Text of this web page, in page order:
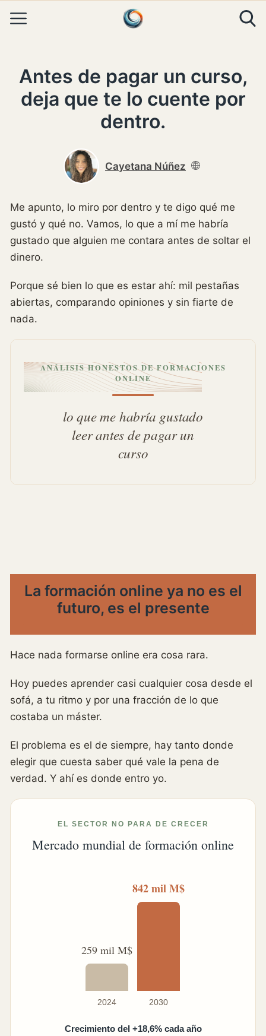
Antes de pagar un curso,
deja que te lo cuente por
dentro.
Cayetana Núñez
Me apunto, lo miro por dentro y te digo qué me
gustó y qué no. Vamos, lo que a mí me habría
gustado que alguien me contara antes de soltar el
dinero.
Porque sé bien lo que es estar ahí: mil pestañas
abiertas, comparando opiniones y sin fiarte de
nada.
ANÁLISIS HONESTOS DE FORMACIONES
ONLINE
lo que me habría gustado
leer antes de pagar un
curso
La formación online ya no es el
futuro, es el presente
Hace nada formarse online era cosa rara.
Hoy puedes aprender casi cualquier cosa desde el
sofá, a tu ritmo y por una fracción de lo que
costaba un máster.
El problema es el de siempre, hay tanto donde
elegir que cuesta saber qué vale la pena de
verdad. Y ahí es donde entro yo.
EL SECTOR NO PARA DE CRECER
Mercado mundial de formación online
259 mil M$
2024
842 mil M$
2030
Crecimiento del +18,6% cada año